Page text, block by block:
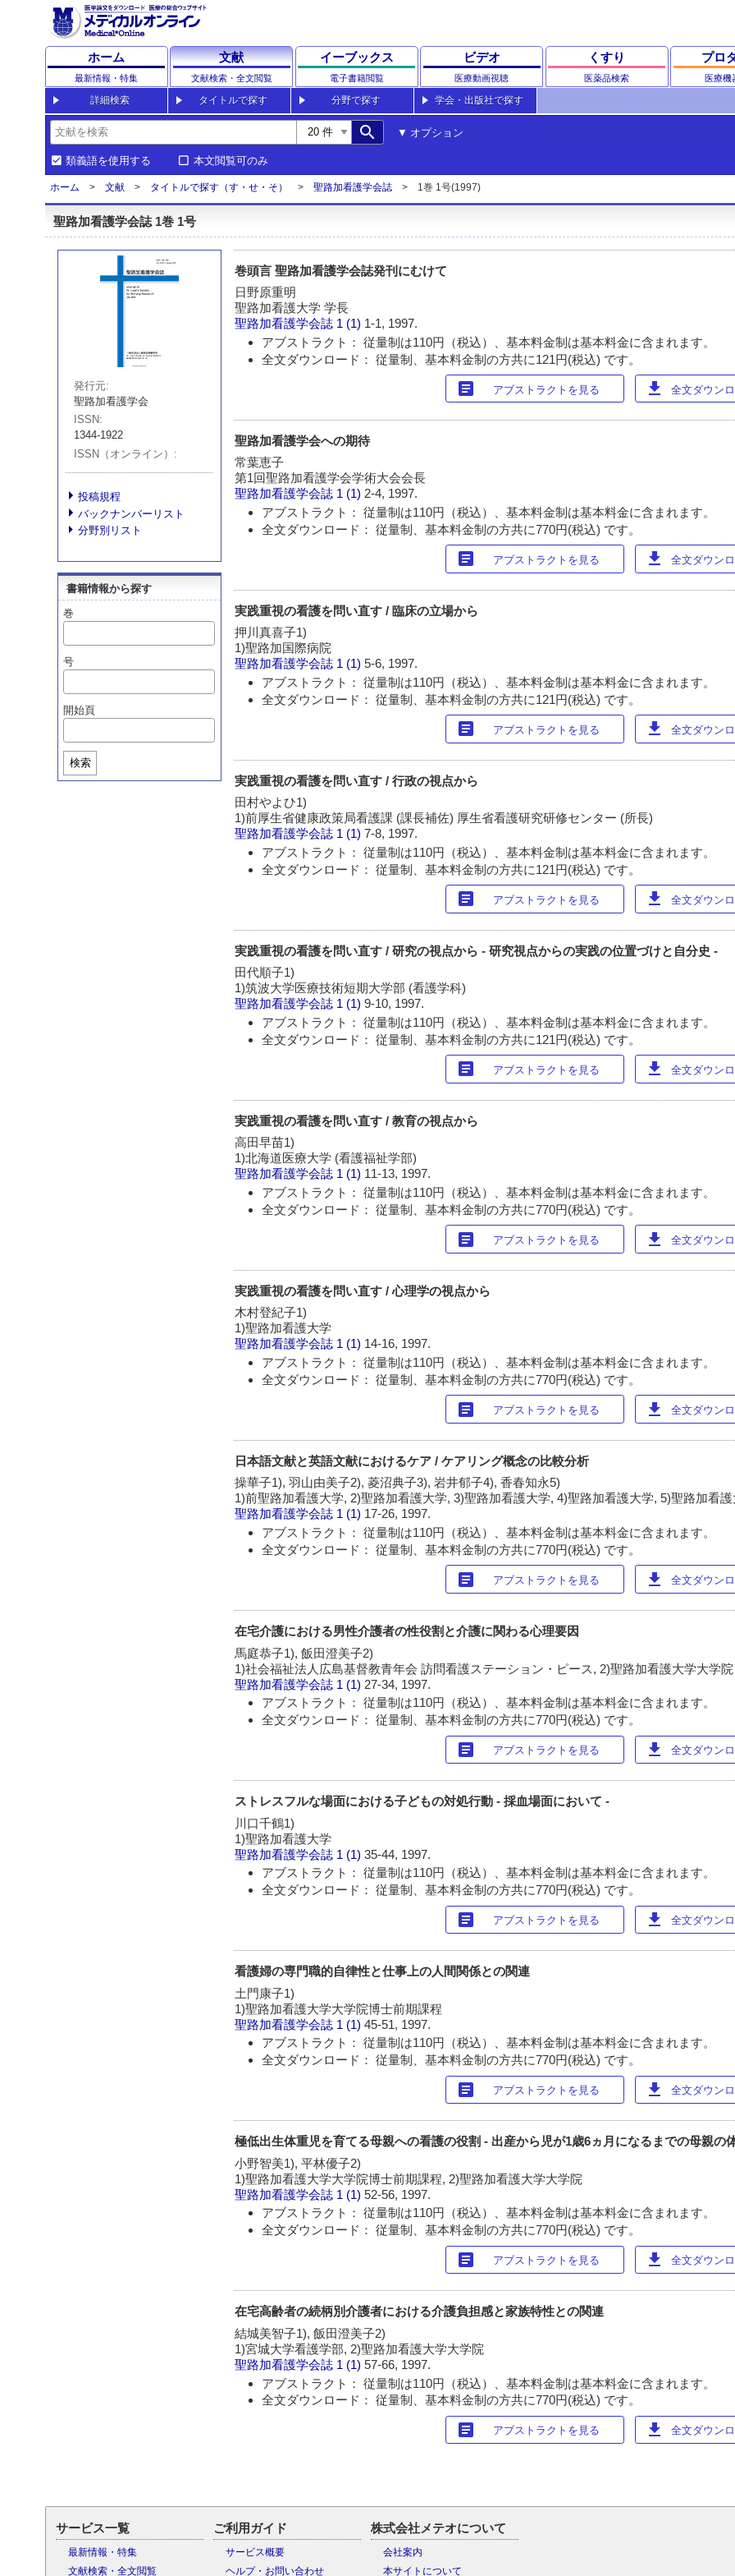
ホーム
最新情報・特集
文献
文献検索・全文閲覧
イーブックス
電子書籍閲覧
ビデオ
医療動画視聴
くすり
医薬品検索
プロ
医療機
詳細検索 タイトルで探す 分野で探す 学会・出版社で探す
search オプション
類義語を使用する 本文閲覧可のみ
ホーム 文献 タイトルで探す（す・せ・そ） 聖路加看護学会誌 1巻 1号(1997)
聖路加看護学会誌 1巻 1号
発行元
聖路加看護学会
ISSN
1344-1922
ISSN（オンライン）
投稿規程
バックナンバーリスト
分野別リスト
書籍情報から探す
巻
号
開始頁
検索
巻頭言 聖路加看護学会誌発刊にむけて
日野原重明
聖路加看護大学 学長
聖路加看護学会誌 1 (1) 1-1, 1997.
アブストラクト： 従量制は110円（税込）、基本料金制は基本料金に含まれます。
全文ダウンロード： 従量制、基本料金制の方共に121円(税込) です。
article アブストラクトを見る download 全文ダウン
聖路加看護学会への期待
常葉恵子
第1回聖路加看護学会学術大会会長
聖路加看護学会誌 1 (1) 2-4, 1997.
アブストラクト： 従量制は110円（税込）、基本料金制は基本料金に含まれます。
全文ダウンロード： 従量制、基本料金制の方共に770円(税込) です。
article アブストラクトを見る download 全文ダウン
実践重視の看護を問い直す / 臨床の立場から
押川真喜子1)
1)聖路加国際病院
聖路加看護学会誌 1 (1)5-6, 1997.
アブストラクト： 従量制は110円（税込）、基本料金制は基本料金に含まれます。
全文ダウンロード： 従量制、基本料金制の方共に121円(税込) です。
article アブストラクトを見る download 全文ダウン
実践重視の看護を問い直す / 行政の視点から
田村やよひ1)
1)前厚生省健康政策局看護課 (課長補佐) 厚生省看護研究研修センター (所長)
聖路加看護学会誌 1 (1)7-8, 1997.
アブストラクト： 従量制は110円（税込）、基本料金制は基本料金に含まれます。
全文ダウンロード： 従量制、基本料金制の方共に121円(税込) です。
article アブストラクトを見る download 全文ダウン
実践重視の看護を問い直す / 研究の視点から - 研究視点からの実践の位置づけと自分史 -
田代順子1)
1)筑波大学医療技術短期大学部 (看護学科)
聖路加看護学会誌 1 (1)9-10, 1997.
アブストラクト： 従量制は110円（税込）、基本料金制は基本料金に含まれます。
全文ダウンロード： 従量制、基本料金制の方共に121円(税込) です。
article アブストラクトを見る download 全文ダウン
実践重視の看護を問い直す / 教育の視点から
高田早苗1)
1)北海道医療大学 (看護福祉学部)
聖路加看護学会誌 1 (1) 11-13, 1997.
アブストラクト： 従量制は110円（税込）、基本料金制は基本料金に含まれます。
全文ダウンロード： 従量制、基本料金制の方共に770円(税込) です。
article アブストラクトを見る download 全文ダウン
実践重視の看護を問い直す / 心理学の視点から
木村登紀子1)
1)聖路加看護大学
聖路加看護学会誌 1 (1) 14-16, 1997.
アブストラクト： 従量制は110円（税込）、基本料金制は基本料金に含まれます。
全文ダウンロード： 従量制、基本料金制の方共に770円(税込) です。
article アブストラクトを見る download 全文ダウン
日本語文献と英語文献におけるケア / ケアリング概念の比較分析
操華子1), 羽山由美子2), 菱沼典子3), 岩井郁子4), 香春知永5)
1)前聖路加看護大学, 2)聖路加看護大学, 3)聖路加看護大学, 4)聖路加看護大学, 5)聖路加看
聖路加看護学会誌 1 (1) 17-26, 1997.
アブストラクト： 従量制は110円（税込）、基本料金制は基本料金に含まれます。
全文ダウンロード： 従量制、基本料金制の方共に770円(税込) です。
article アブストラクトを見る download 全文ダウン
在宅介護における男性介護者の性役割と介護に関わる心理要因
馬庭恭子1), 飯田澄美子2)
1)社会福祉法人広島基督教青年会 訪問看護ステーション・ピース, 2)聖路加看護大学大学院
聖路加看護学会誌 1 (1) 27-34, 1997.
アブストラクト： 従量制は110円（税込）、基本料金制は基本料金に含まれます。
全文ダウンロード： 従量制、基本料金制の方共に770円(税込) です。
article アブストラクトを見る download 全文ダウン
ストレスフルな場面における子どもの対処行動 - 採血場面において -
川口千鶴1)
1)聖路加看護大学
聖路加看護学会誌 1 (1)35-44, 1997.
アブストラクト： 従量制は110円（税込）、基本料金制は基本料金に含まれます。
全文ダウンロード： 従量制、基本料金制の方共に770円(税込) です。
article アブストラクトを見る download 全文ダウン
看護婦の専門職的自律性と仕事上の人間関係との関連
土門康子1)
1)聖路加看護大学大学院博士前期課程
聖路加看護学会誌 1 (1)45-51, 1997.
アブストラクト： 従量制は110円（税込）、基本料金制は基本料金に含まれます。
全文ダウンロード： 従量制、基本料金制の方共に770円(税込) です。
article アブストラクトを見る download 全文ダウン
極低出生体重児を育てる母親への看護の役割 - 出産から児が1歳6ヵ月になるまでの母親の
小野智美1), 平林優子2)
1)聖路加看護大学大学院博士前期課程, 2)聖路加看護大学大学院
聖路加看護学会誌 1 (1)52-56, 1997.
アブストラクト： 従量制は110円（税込）、基本料金制は基本料金に含まれます。
全文ダウンロード： 従量制、基本料金制の方共に770円(税込) です。
article アブストラクトを見る download 全文ダウン
在宅高齢者の続柄別介護者における介護負担感と家族特性との関連
結城美智子1), 飯田澄美子2)
1)宮城大学看護学部, 2)聖路加看護大学大学院
聖路加看護学会誌 1 (1)57-66, 1997.
アブストラクト： 従量制は110円（税込）、基本料金制は基本料金に含まれます。
全文ダウンロード： 従量制、基本料金制の方共に770円(税込) です。
article アブストラクトを見る download 全文ダウン
サービス一覧
最新情報・特集
文献検索・全文閲覧
ご利用ガイド
サービス概要
ヘルプ・お問い合わせ
株式会社メテオについて
会社案内
本サイトについて